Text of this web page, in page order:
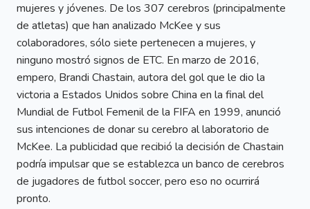
mujeres y jóvenes. De los 307 cerebros (principalmente
de atletas) que han analizado McKee y sus
colaboradores, sólo siete pertenecen a mujeres, y
ninguno mostró signos de ETC. En marzo de 2016,
empero, Brandi Chastain, autora del gol que le dio la
victoria a Estados Unidos sobre China en la final del
Mundial de Futbol Femenil de la FIFA en 1999, anunció
sus intenciones de donar su cerebro al laboratorio de
McKee. La publicidad que recibió la decisión de Chastain
podría impulsar que se establezca un banco de cerebros
de jugadores de futbol soccer, pero eso no ocurrirá
pronto.